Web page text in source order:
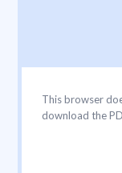
This browser
download the